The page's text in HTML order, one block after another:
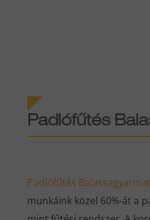
Padlófűtés
Padlófűtés Balassagyarmat
munkáink közel 60%-át a